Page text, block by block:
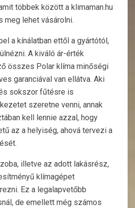
többek között a klimaman.hu
meg lehet vásárolni.
a kínálatban ettől a gyártótól,
A kiváló ár-érték
összes Polar klíma minőségi
garanciával van ellátva. Aki
sokszor fűtésre is
szeretne venni, annak
kell lennie azzal, hogy
az a helyiség, ahová tervezi a
illetve az adott lakásrész,
klímagépet
Ez a legalapvetőbb
de emellett még számos